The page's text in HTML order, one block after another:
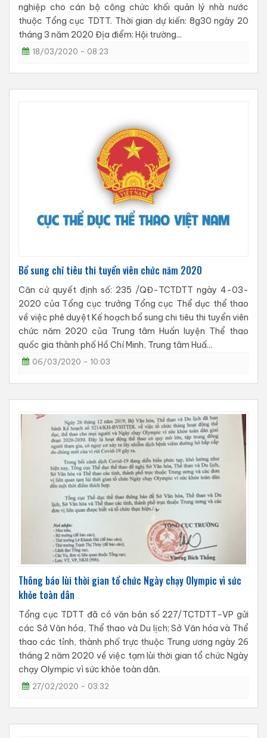
nghiệp cho cán bộ công chức khối quản lý nhà nước
thuộc Tổng cục TDTT. Thời gian dự kiến: 8g30 ngày 20
tháng 3 năm 2020 Địa điểm: Hội trường...
18/03/2020 - 08:23
Bổ sung chỉ tiêu thi tuyển viên chức năm 2020
Căn cứ quyết định số: 235 /QĐ-TCTDTT ngày 4-03-
2020 của Tổng cục trưởng Tổng cục Thể dục thể thao
về việc phê duyệt Kế hoạch bổ sung chi tiêu thi tuyển viên
chức năm 2020 của Trung tâm Huấn luyện Thể thao
quốc gia thành phố Hồ Chí Minh, Trung tâm Huấ...
06/03/2020 - 10:03
Thông báo lùi thời gian tổ chức Ngày chạy Olympic vì sức
khỏe toàn dân
Tổng cục TDTT đã có văn bản số 227/TCTDTT-VP gửi
các Sở Văn hóa, Thể thao và Du lịch; Sở Văn hóa và Thể
thao các tỉnh, thành phố trực thuộc Trung ương ngày 26
tháng 2 năm 2020 về việc tạm lùi thời gian tổ chức Ngày
chạy Olympic vì sức khỏe toàn dân.
27/02/2020 - 03:32